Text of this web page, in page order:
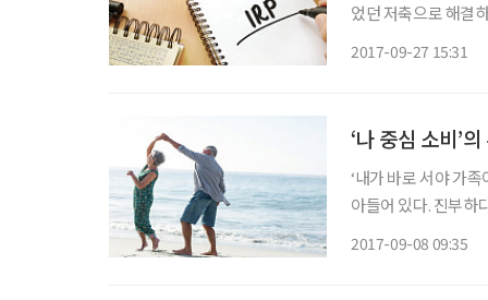
었던 저축으로 해결
2017-09-27 15:31
‘나 중심 소비’
‘내가 바로 서야 가
아들어 있다. 진부하
2017-09-08 09:35